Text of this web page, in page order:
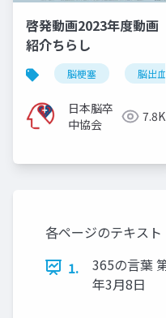
啓発動画2023年度動画
紹介ちらし
脳梗塞 脳出血
日本脳卒
中協会
7.8K
各ページのテキスト
1.
365の言葉
年3月8日